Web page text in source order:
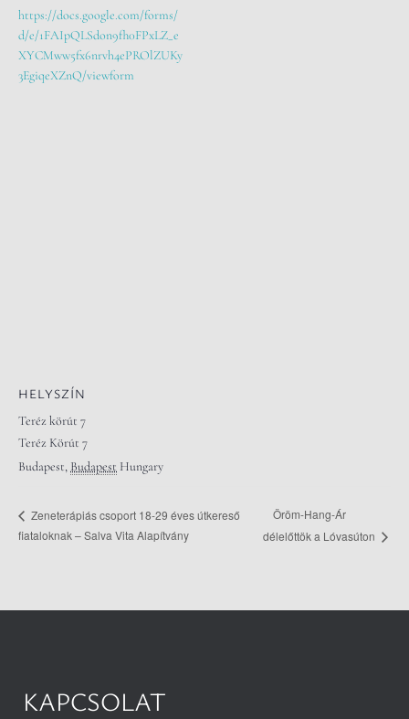
https://docs.google.com/forms/
d/e/1FAIpQLSdon9fh0FPxLZ_e
XYCMww5fx6nrvh4ePROlZUKy
3EgiqeXZnQ/viewform
HELYSZÍN
Teréz körút 7
Teréz Körút 7
Budapest, Budapest Hungary
Zeneterápiás csoport 18-29 éves útkereső
fiataloknak – Salva Vita Alapítvány
Öröm-Hang-Ár
délelőttök a Lóvasúton
KAPCSOLAT